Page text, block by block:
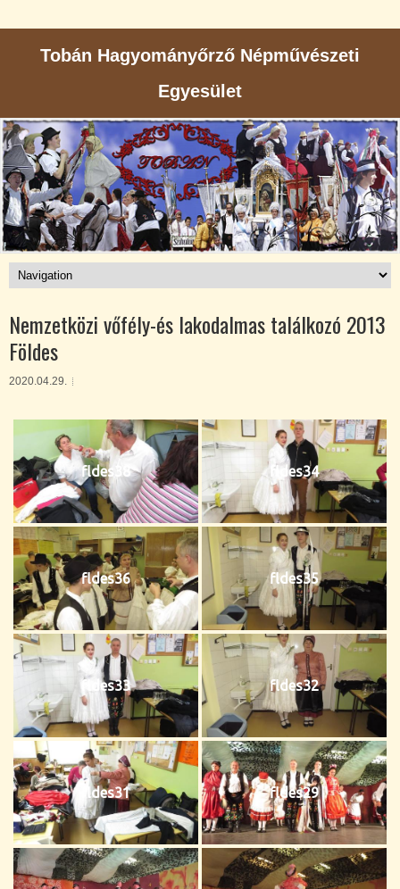
Tobán Hagyományőrző Népművészeti
Egyesület
Nemzetközi vőfély-és lakodalmas találkozó 2013
Földes
2020.04.29.
fldes38 fldes34
fldes36 fldes35
fldes33 fldes32
fldes31 fldes29